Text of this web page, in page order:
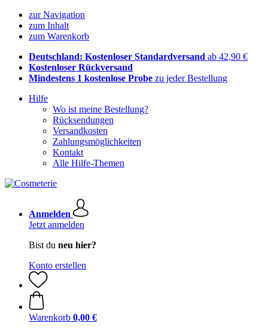
zur Navigation
zum Inhalt
zum Warenkorb
Deutschland: Kostenloser Standardversand ab 42,90 €
Kostenloser Rückversand
Mindestens 1 kostenlose Probe zu jeder Bestellung
Hilfe
Wo ist meine Bestellung?
Rücksendungen
Versandkosten
Zahlungsmöglichkeiten
Kontakt
Alle Hilfe-Themen
Anmelden
Jetzt anmelden
Bist du neu hier?
Konto erstellen
Warenkorb 0,00 €